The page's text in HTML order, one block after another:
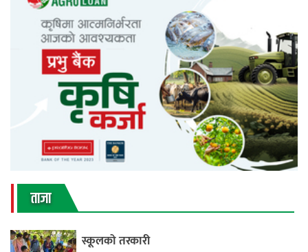
ताजा
स्कूलको तरकारी